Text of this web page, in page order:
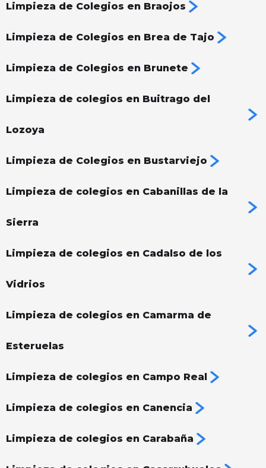
Limpieza de Colegios en Braojos
Limpieza de Colegios en Brea de Tajo
Limpieza de Colegios en Brunete
Limpieza de colegios en Buitrago del
Lozoya
Limpieza de Colegios en Bustarviejo
Limpieza de colegios en Cabanillas de la
Sierra
Limpieza de colegios en Cadalso de los
Vidrios
Limpieza de colegios en Camarma de
Esteruelas
Limpieza de colegios en Campo Real
Limpieza de colegios en Canencia
Limpieza de colegios en Carabaña